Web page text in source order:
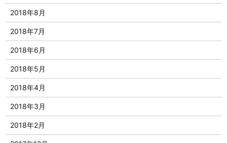
2018年8月
2018年7月
2018年6月
2018年5月
2018年4月
2018年3月
2018年2月